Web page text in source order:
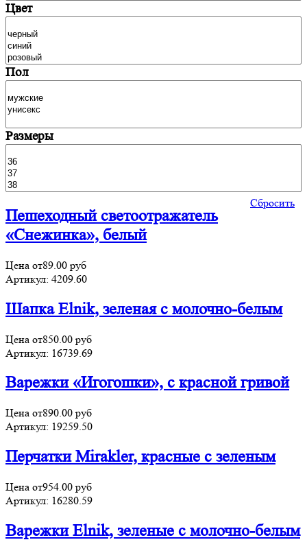
Цвет
Пол
Размеры
Сбросить
Пешеходный светоотражатель
«Снежинка», белый
Цена от89.00 руб
Артикул: 4209.60
Шапка Elnik, зеленая с молочно-белым
Цена от850.00 руб
Артикул: 16739.69
Варежки «Игогошки», с красной гривой
Цена от890.00 руб
Артикул: 19259.50
Перчатки Mirakler, красные с зеленым
Цена от954.00 руб
Артикул: 16280.59
Варежки Elnik, зеленые с молочно-белым